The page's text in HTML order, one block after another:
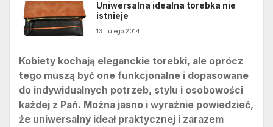
Uniwersalna idealna torebka nie
istnieje
13 Lutego 2014
Kobiety kochają eleganckie torebki, ale oprócz
tego muszą być one funkcjonalne i dopasowane
do indywidualnych potrzeb, stylu i osobowości
każdej z Pań. Można jasno i wyraźnie powiedzieć,
że uniwersalny ideał praktycznej i zarazem